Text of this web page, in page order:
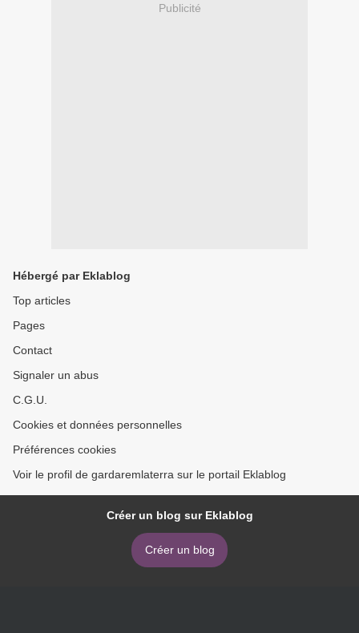
Publicité
Hébergé par Eklablog
Top articles
Pages
Contact
Signaler un abus
C.G.U.
Cookies et données personnelles
Préférences cookies
Voir le profil de gardaremlaterra sur le portail Eklablog
Créer un blog sur Eklablog
Créer un blog